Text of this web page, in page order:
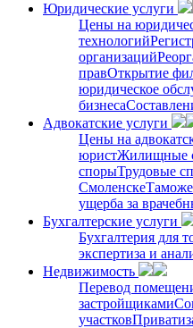
Юридические услуги
Цены на
технологий
организаций
правОткрытие
юридическое
бизнеса
Адвокатские услуги
Цены на
юристЖилищные
спорыТрудовые
Смоленске
ущерба за
Бухгалтерские услуги
Бухгалтерия для
экспертиза и
Недвижимость
Перевод
застройщиками
участков